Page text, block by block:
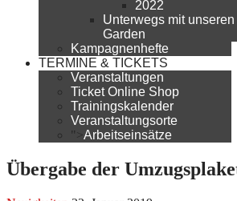
2022
Unterwegs mit unseren
Garden
Kampagnenhefte
TERMINE & TICKETS
Veranstaltungen
Ticket Online Shop
Trainingskalender
Veranstaltungsorte
">Arbeitseinsätze
Übergabe der